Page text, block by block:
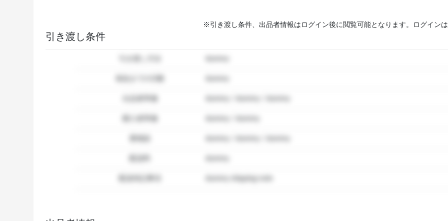
※引き渡し条件、出品者情報はログイン後に閲覧可能となります。ログインは
引き渡し条件